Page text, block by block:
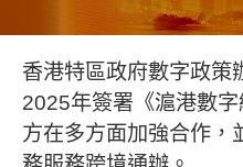
香港特區政府數字政策
2025年簽署《滬港數
方在多方面加強合作，